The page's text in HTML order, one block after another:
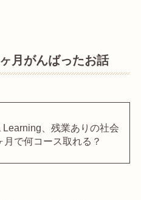
月がんばったお話
Learning、残業ありの社会
月で何コース取れる？